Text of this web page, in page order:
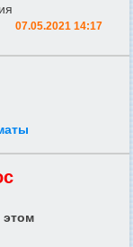
07.05.2021 14:17
этом